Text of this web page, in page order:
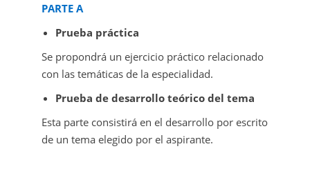
PARTE A
Prueba práctica
Se propondrá un ejercicio práctico relacionado
con las temáticas de la especialidad.
Prueba de desarrollo teórico del tema
Esta parte consistirá en el desarrollo por escrito
de un tema elegido por el aspirante.